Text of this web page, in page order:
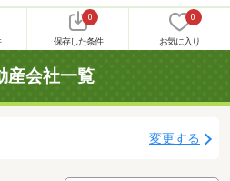
0
保存した条件
0
お気に入り
産会社一覧
変更する